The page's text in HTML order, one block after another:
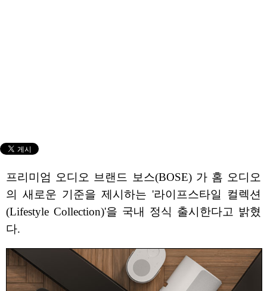
프리미엄 오디오 브랜드 보스(BOSE) 가 홈 오디오
의 새로운 기준을 제시하는 '라이프스타일 컬렉션
(Lifestyle Collection)'을 국내 정식 출시한다고 밝혔
다.